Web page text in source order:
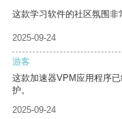
这款学习软件的社区氛围非
2025-09-24
游客
这款加速器VPM应用程序
护。
2025-09-24